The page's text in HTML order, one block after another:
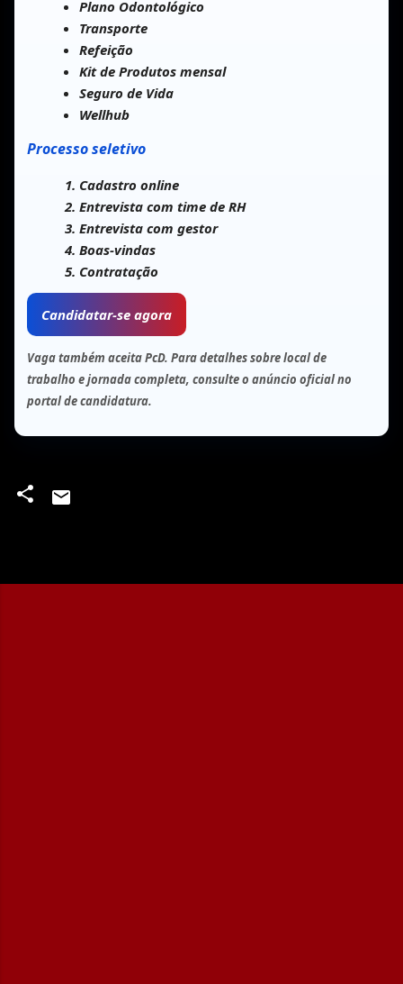
Plano Odontológico
Transporte
Refeição
Kit de Produtos mensal
Seguro de Vida
Wellhub
Processo seletivo
Cadastro online
Entrevista com time de RH
Entrevista com gestor
Boas-vindas
Contratação
Candidatar-se agora
Vaga também aceita PcD. Para detalhes sobre local de
trabalho e jornada completa, consulte o anúncio oficial no
portal de candidatura.